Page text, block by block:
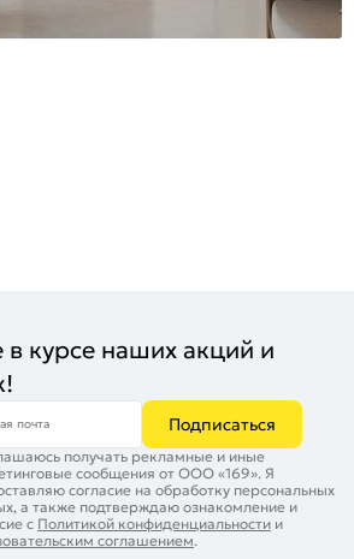
в курсе наших акций и
почта Подписаться
получать рекламные и иные
сообщения от ООО «169». Я
согласие на обработку персональных
а также подтверждаю ознакомление и
с Политикой конфиденциальности и
соглашением.